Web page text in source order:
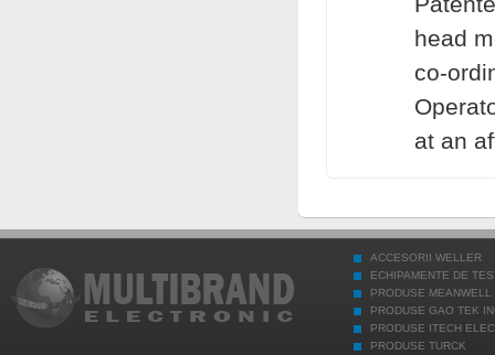
head
co-
at an
ACCESORII WELLER
ECHIPAMENTE DE
PRODUSE MEANWELL
PRODUSE GAO TEK
PRODUSE ITECH
PRODUSE TURCK